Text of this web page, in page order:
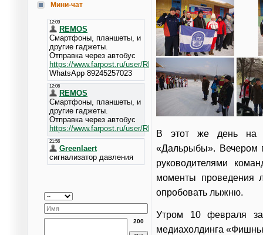
Мини-чат
200
В этот же день на
«Дальрыбы». Вечером
руководителями
моменты проведения
опробовать лыжню.
Утром 10 февраля
медиахолдинга